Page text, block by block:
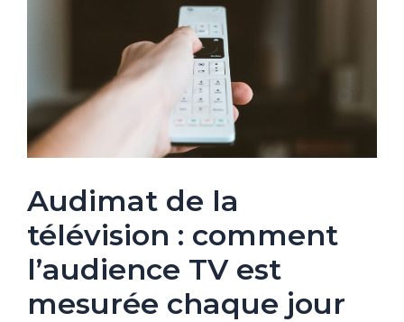
Audimat de la
télévision : comment
l’audience TV est
mesurée chaque jour